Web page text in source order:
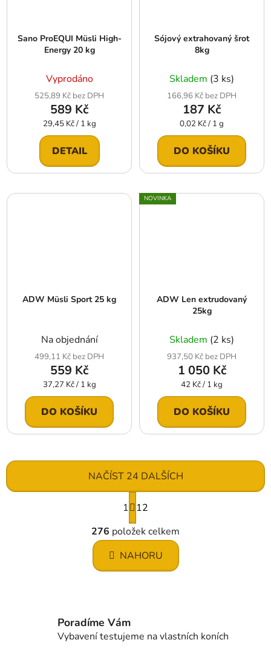
Sano ProEQUI Müsli High-
Energy 20 kg
Vyprodáno
525,89 Kč bez DPH
589 Kč
Měrná
cena:
29,45 Kč / 1 kg
DETAIL
Sójový extrahovaný šrot
8kg
Skladem (3 ks)
166,96 Kč bez DPH
187 Kč
Měrná
cena:
0,02 Kč / 1 g
DO KOŠÍKU
ADW Müsli Sport 25 kg
Na objednání
499,11 Kč bez DPH
559 Kč
Měrná
cena:
37,27 Kč / 1 kg
DO KOŠÍKU
NOVINKA
ADW Len extrudovaný
25kg
Skladem (2 ks)
937,50 Kč bez DPH
1 050 Kč
Měrná
cena:
42 Kč / 1 kg
DO KOŠÍKU
O
v
l
á
d
r
NAČÍST 24 DALŠÍCH
S
t
r
á
n
k
1
12
276 položek celkem
NAHORU
Poradíme Vám
Vybavení testujeme na vlastních koních